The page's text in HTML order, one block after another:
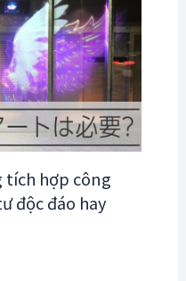
tích hợp công
độc đáo hay